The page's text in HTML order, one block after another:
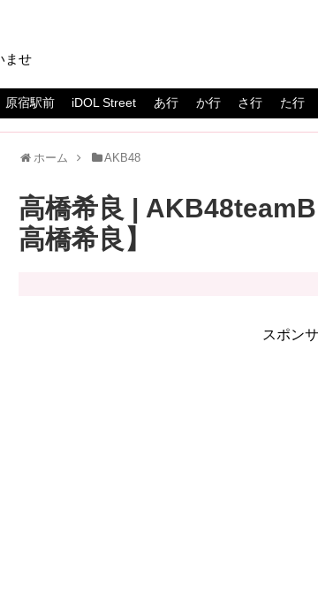
ませ
原宿駅前 iDOL Street あ行 か行 さ行 た行
ホーム AKB48
高橋希良 |
高橋希良】
スポン